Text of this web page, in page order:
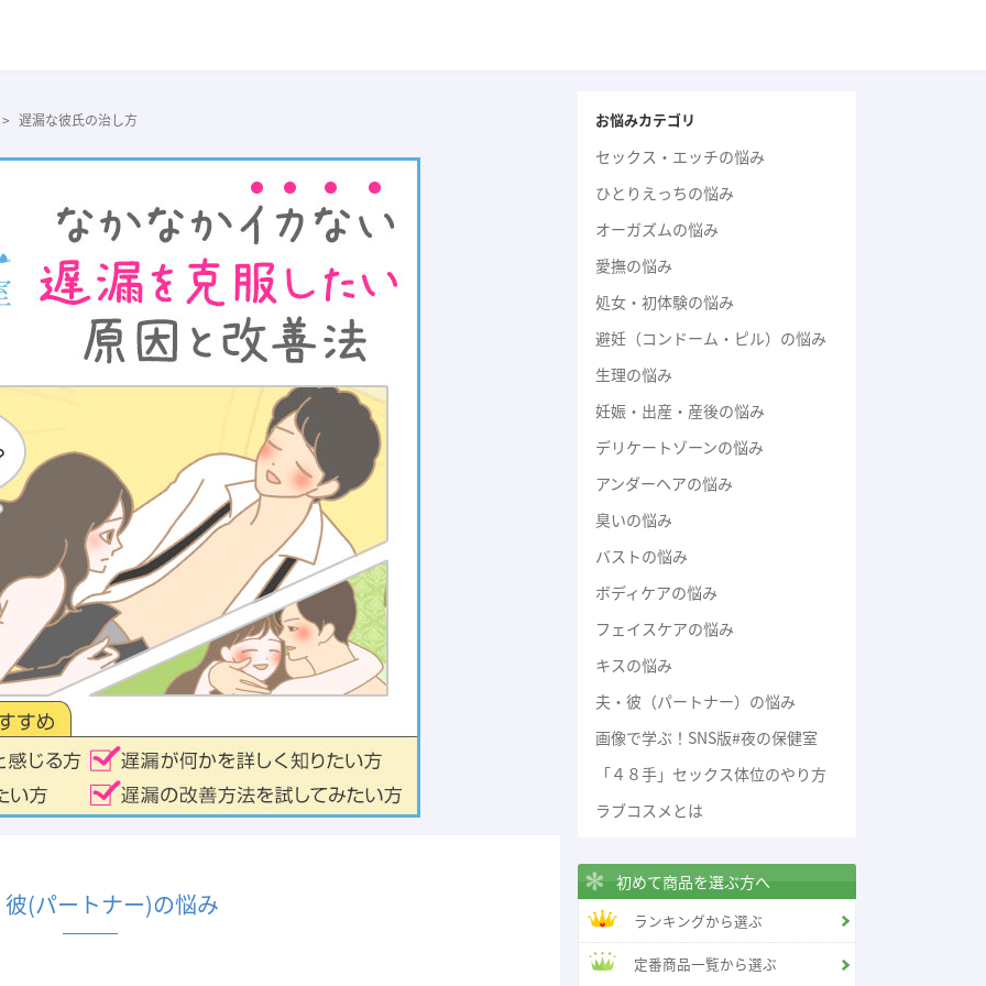
遅漏な彼氏の治し方
(パートナー)の悩み
お悩みカテゴリ
セックス・エッチの悩み
ひとりえっちの悩み
オーガズムの悩み
愛撫の悩み
処女・初体験の悩み
避妊（コンドーム・ピル）の悩み
生理の悩み
妊娠・出産・産後の悩み
デリケートゾーンの悩み
アンダーヘアの悩み
臭いの悩み
バストの悩み
ボディケアの悩み
フェイスケアの悩み
キスの悩み
夫・彼（パートナー）の悩み
画像で学ぶ！SNS版#夜の保健室
「４８手」セックス体位のやり方
ラブコスメとは
初めて商品を選ぶ方へ
ランキングから選ぶ
定番商品一覧から選ぶ